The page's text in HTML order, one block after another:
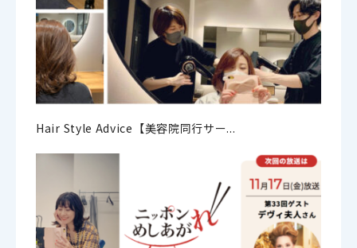
Hair Style Advice【美容院同行サー...